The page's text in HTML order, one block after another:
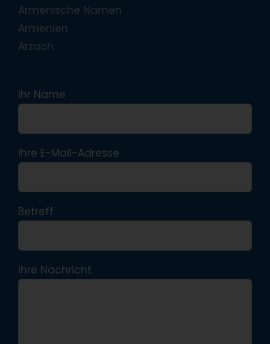
Armenische Namen
Armenien
Arzach
Ihr Name
Ihre E-Mail-Adresse
Betreff
Ihre Nachricht